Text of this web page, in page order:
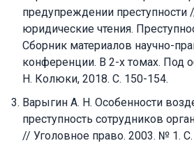
предупреждении
юридические чтения.
Сборник материалов научно-
конференции. В 2-х томах. Под
Н. Колюки, 2018. С. 150-154.
Варыгин А. Н. Особенности
преступность сотрудников
// Уголовное право. 2003. № 1. С.